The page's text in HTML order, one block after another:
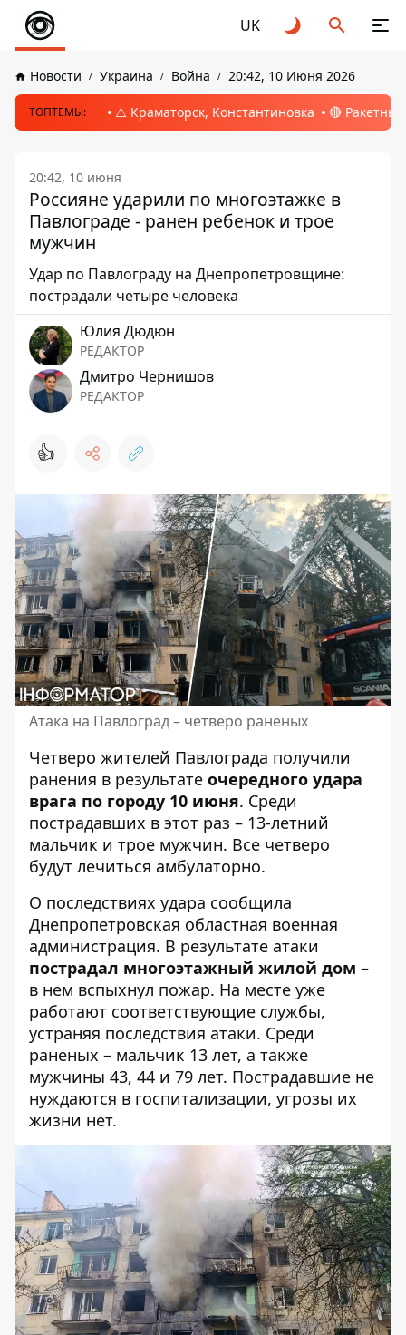
UK
Новости Украина Война 20:42, 10 Июня 2026
ТОПТЕМЫ: ⚠️ Краматорск, Константиновка 🔴
20:42, 10 июня
Россияне ударили по многоэтажке в
Павлограде - ранен ребенок и трое
мужчин
Удар по Павлограду на Днепропетровщине:
пострадали четыре человека
Юлия Дюдюн
РЕДАКТОР
Дмитро Чернишов
РЕДАКТОР
👍
Атака на Павлоград – четверо раненых
Четверо жителей Павлограда получили
ранения в результате очередного удара
врага по городу 10 июня. Среди
пострадавших в этот раз – 13-летний
мальчик и трое мужчин. Все четверо
будут лечиться амбулаторно.
О последствиях удара сообщила
Днепропетровская областная военная
администрация. В результате атаки
пострадал многоэтажный жилой дом –
в нем вспыхнул пожар. На месте уже
работают соответствующие службы,
устраняя последствия атаки. Среди
раненых – мальчик 13 лет, а также
мужчины 43, 44 и 79 лет. Пострадавшие не
нуждаются в госпитализации, угрозы их
жизни нет.